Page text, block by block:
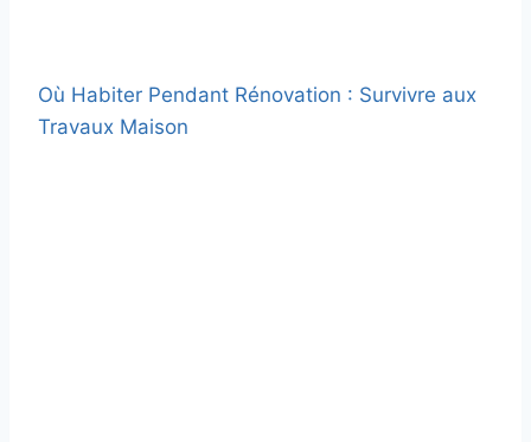
Où Habiter Pendant Rénovation : Survivre aux
Travaux Maison